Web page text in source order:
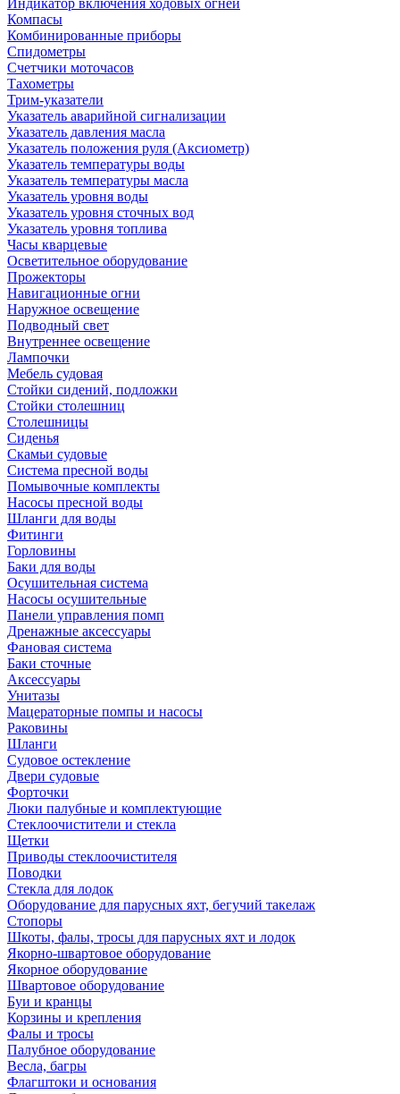
Индикатор включения ходовых огней
Компасы
Комбинированные приборы
Спидометры
Счетчики моточасов
Тахометры
Трим-указатели
Указатель аварийной сигнализации
Указатель давления масла
Указатель положения руля (Аксиометр)
Указатель температуры воды
Указатель температуры масла
Указатель уровня воды
Указатель уровня сточных вод
Указатель уровня топлива
Часы кварцевые
Осветительное оборудование
Прожекторы
Навигационные огни
Наружное освещение
Подводный свет
Внутреннее освещение
Лампочки
Мебель судовая
Стойки сидений, подложки
Стойки столешниц
Столешницы
Сиденья
Скамьи судовые
Система пресной воды
Помывочные комплекты
Насосы пресной воды
Шланги для воды
Фитинги
Горловины
Баки для воды
Осушительная система
Насосы осушительные
Панели управления помп
Дренажные аксессуары
Фановая система
Баки сточные
Аксессуары
Унитазы
Мацераторные помпы и насосы
Раковины
Шланги
Судовое остекление
Двери судовые
Форточки
Люки палубные и комплектующие
Стеклоочистители и стекла
Щетки
Приводы стеклоочистителя
Поводки
Стекла для лодок
Оборудование для парусных яхт, бегучий такелаж
Стопоры
Шкоты, фалы, тросы для парусных яхт и лодок
Якорно-швартовое оборудование
Якорное оборудование
Швартовое оборудование
Буи и кранцы
Корзины и крепления
Фалы и тросы
Палубное оборудование
Весла, багры
Флагштоки и основания